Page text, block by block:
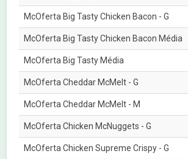
McOferta Big Tasty Chicken Bacon - G
McOferta Big Tasty Chicken Bacon Média
McOferta Big Tasty Média
McOferta Cheddar McMelt - G
McOferta Cheddar McMelt - M
McOferta Chicken McNuggets - G
McOferta Chicken Supreme Crispy - G